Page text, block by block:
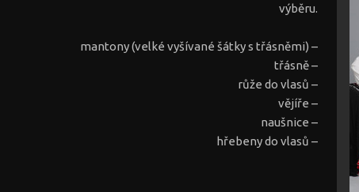
výběru.
mantony (velké vyšívané šátky s třásněmi) –
třásně –
růže do vlasů –
vějíře –
naušnice –
hřebeny do vlasů –